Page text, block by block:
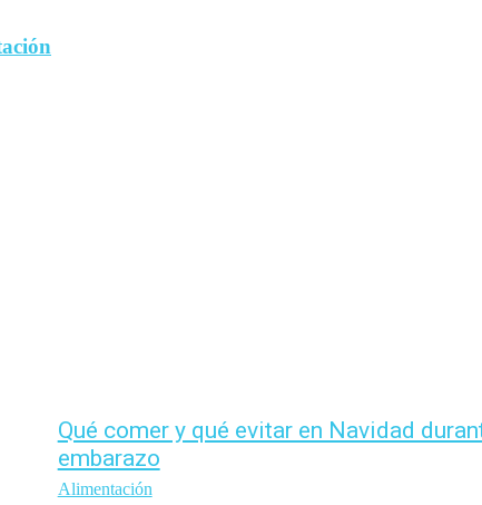
Qué comer y qué evitar en Navidad
embarazo
Alimentación